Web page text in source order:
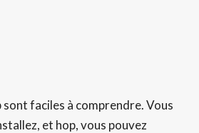
faciles à comprendre. Vous
et hop, vous pouvez